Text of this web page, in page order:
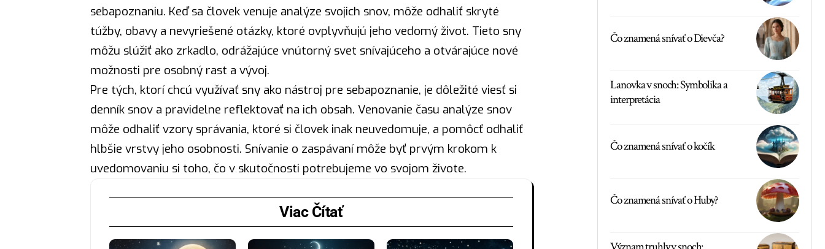
sebapoznaniu. Keď sa človekvenuje analýze svojich snov, môže odhaliť skryté
túžby, obavy a nevyriešené otázky, ktoré ovplyvňujú jeho vedomý život. Tieto sny
môžu slúžiť ako zrkadlo, odrážajúce vnútorný svet snívajúceho a otvárajúce nové
možnosti pre osobný rast a vývoj.
Pre tých, ktorí chcú využívať sny ako nástroj pre sebapoznanie, je dôležité viesť si
denník snov a pravidelne reflektovať na ich obsah. Venovanie času analýze snov
môže odhaliť vzory správania, ktoré si človek inak neuvedomuje, a pomôcť odhaliť
hlbšie vrstvy jeho osobnosti. Snívanie o zaspávaní môže byť prvým krokom k
uvedomovaniu si toho, čo v skutočnosti potrebujeme vo svojom živote.
Viac Čítať
Čo znamená snívať o Dievča?
Lanovka v snoch: Symbolika a
interpretácia
Čo znamená snívať o kočík
Čo znamená snívať o Huby?